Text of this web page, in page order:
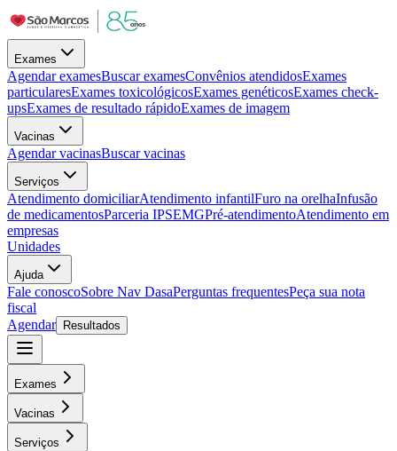
Exames
Agendar examesBuscar examesConvênios atendidosExames
particularesExames toxicológicosExames genéticosExames check-
upsExames de resultado rápidoExames de imagem
Vacinas
Agendar vacinasBuscar vacinas
Serviços
Atendimento domiciliarAtendimento infantilFuro na orelhaInfusão
de medicamentosParceria IPSEMGPré-atendimentoAtendimento em
empresas
Unidades
Ajuda
Fale conoscoSobre Nav DasaPerguntas frequentesPeça sua nota
fiscal
Agendar
Resultados
Exames
Vacinas
Serviços